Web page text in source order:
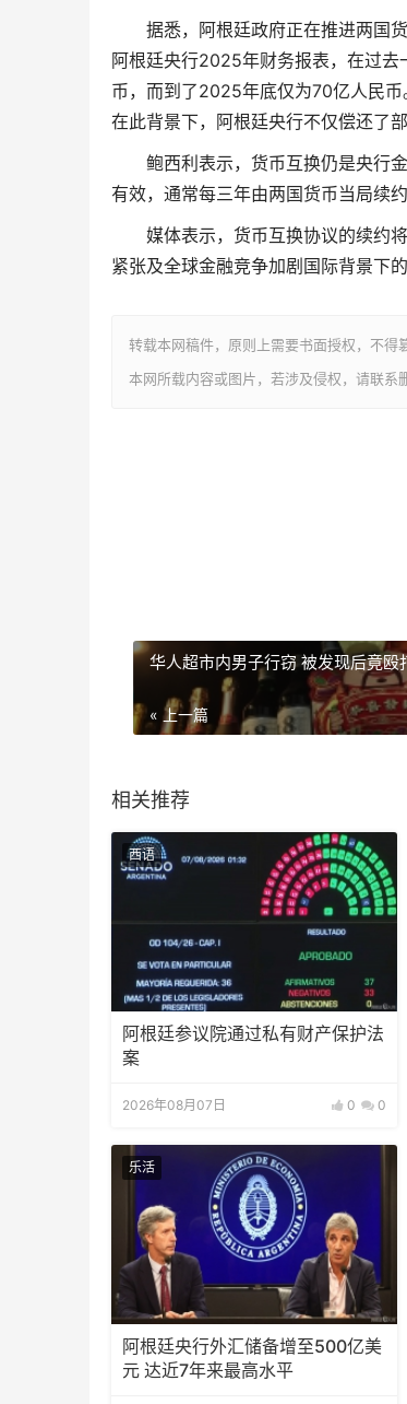
据悉，阿根廷政府正在推进两国
阿根廷央行2025年财务报表，在过
币，而到了2025年底仅为70亿人民币
在此背景下，阿根廷央行不仅偿还了
鲍西利表示，货币互换仍是央行
有效，通常每三年由两国货币当局续约
媒体表示，货币互换协议的续约
紧张及全球金融竞争加剧国际背景下的
转载本网稿件，原则上需要书面授权，不得
本网所载内容或图片，若涉及侵权，请联系
华人超市内男子行窃 被发现后竟殴
« 上一篇
相关推荐
西语
阿根廷参议院通过私有财产保护法
案
2026年08月07日 0 0
乐活
阿根廷央行外汇储备增至500亿美
元 达近7年来最高水平